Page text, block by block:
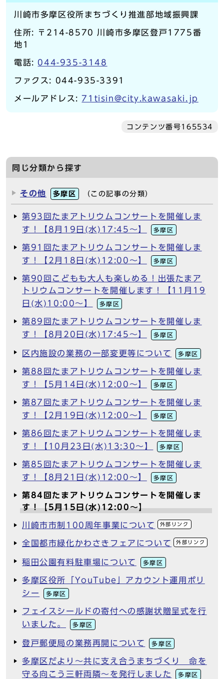
川崎市多摩区役所まちづくり推進部地域振興課
住所: 〒214-8570 川崎市多摩区登戸1775番
地1
電話: 044-935-3148
ファクス: 044-935-3391
メールアドレス:71tisin@city.kawasaki.jp
コンテンツ番号165534
同じ分類から探す
その他 多摩区 （この記事の分類）
第93回たまアトリウムコンサートを開催しま
す！【8月19日(水)17:45～】
多摩区
第91回たまアトリウムコンサートを開催しま
す！【2月18日(水)12:00～】
多摩区
第90回こどもも大人も楽しめる！出張たまア
トリウムコンサートを開催します！【11月19
日(水)10:00～】
多摩区
第89回たまアトリウムコンサートを開催しま
す！【8月20日(水)17:45～】
多摩区
区内施設の業務の一部変更等について 多摩区
第88回たまアトリウムコンサートを開催しま
す！【5月14日(水)12:00～】
多摩区
第87回たまアトリウムコンサートを開催しま
す！【2月19日(水)12:00～】
多摩区
第86回たまアトリウムコンサートを開催しま
す！【10月23日(水)13:30～】
多摩区
第85回たまアトリウムコンサートを開催しま
す！【8月21日(水)12:00～】
多摩区
第84回たまアトリウムコンサートを開催しま
す！【5月15日(水)12:00～】
川崎市市制100周年事業について 外部リンク
全国都市緑化かわさきフェアについて 外部リンク
稲田公園有料駐車場について 多摩区
多摩区役所「YouTube」アカウント運用ポリ
シー
多摩区
フェイスシールドの寄付への感謝状贈呈式を行
いました。
多摩区
登戸郵便局の業務再開について 多摩区
多摩区だより～共に支え合うまちづくり 命を
守る向こう三軒両隣～を発行しました
多摩区